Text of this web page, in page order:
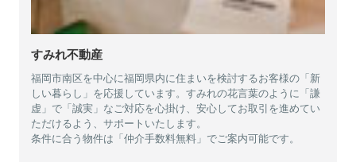
すみれ不動産
福岡市南区を中心に福岡県内に住まいを検討するお客様の「新
しい暮らし」を応援しています。すみれの花言葉のように「謙
虚」で「誠実」なご対応を心掛け、安心してお取引を進めてい
ただけるよう、サポートいたします。
条件に合う物件は「仲介手数料無料」でご案内可能です。